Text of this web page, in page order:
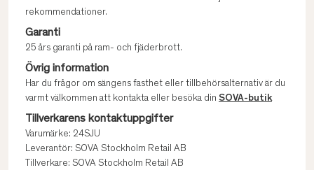
rekommendationer.
Garanti
25 års garanti på ram- och fjäderbrott.
Övrig information
Har du frågor om sängens fasthet eller tillbehörsalternativ är du
varmt välkommen att kontakta eller besöka din SOVA-butik
Tillverkarens kontaktuppgifter
Varumärke: 24SJU
Leverantör: SOVA Stockholm Retail AB
Tillverkare: SOVA Stockholm Retail AB